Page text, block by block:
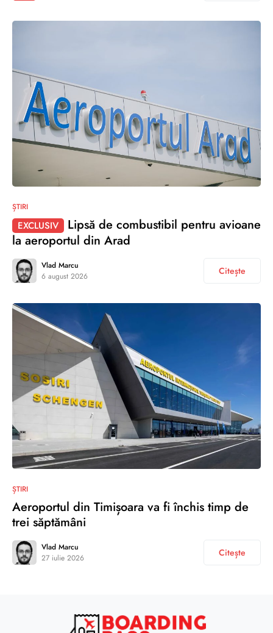
ȘTIRI
EXCLUSIV
Lipsă de combustibil pentru avioane
la aeroportul din Arad
Vlad Marcu
6 august 2026
Citește
ȘTIRI
Aeroportul din Timișoara va fi închis timp de
trei săptămâni
Vlad Marcu
27 iulie 2026
Citește